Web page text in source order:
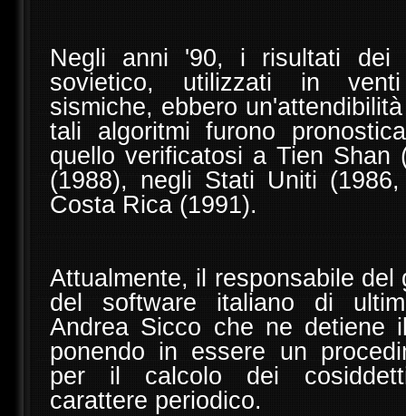
Negli anni '90, i risultati dei
sovietico, utilizzati in
sismiche, ebbero
tali algoritmi furono
quello verificatosi a Tien Shan
(1988), negli Stati Uniti
Costa Rica (1991).
Attualmente, il responsabile del
del software italiano di
Andrea Sicco che ne detiene
ponendo in essere un
per il calcolo dei
carattere periodico.